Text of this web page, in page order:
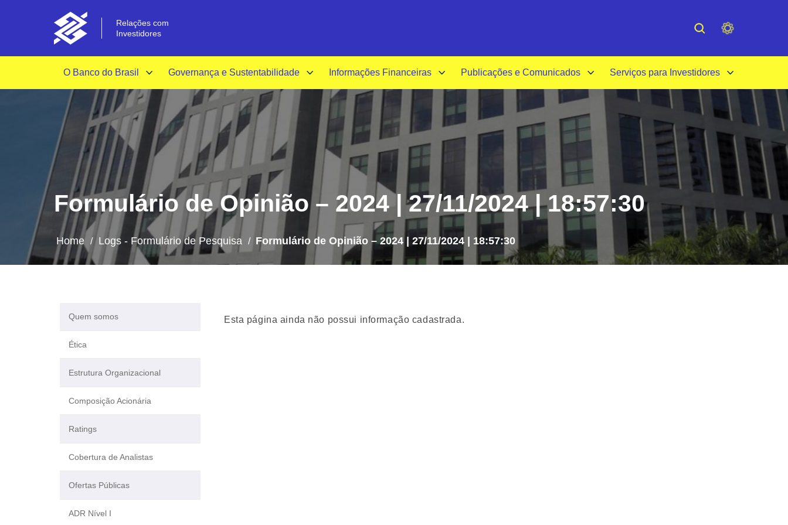
Relações com
Investidores
O Banco do Brasil Governança e Sustentabilidade Informações Financeiras Publicações e Comunicados Serviços para Investidores
Formulário de Opinião – 2024 | 27/11/2024 | 18:57:30
Home / Logs - Formulário de Pesquisa / Formulário de Opinião – 2024 | 27/11/2024 | 18:57:30
Quem somos
Ética
Estrutura Organizacional
Composição Acionária
Ratings
Cobertura de Analistas
Ofertas Públicas
ADR Nível I
Esta página ainda não possui informação cadastrada.